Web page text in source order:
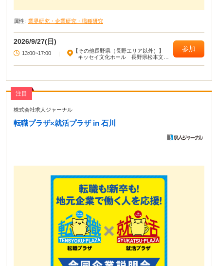
属性: 業界研究・企業研究・職種研究
2026/9/27(日)
13:00~17:00 |
【その他長野県（長野エリア以外）】
キッセイ文化ホール 長野県松本文化
参加
注目
株式会社求人ジャーナル
転職プラザ×就活プラザ in 石川